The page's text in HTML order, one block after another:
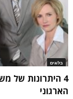
בלוגים
הארגוני